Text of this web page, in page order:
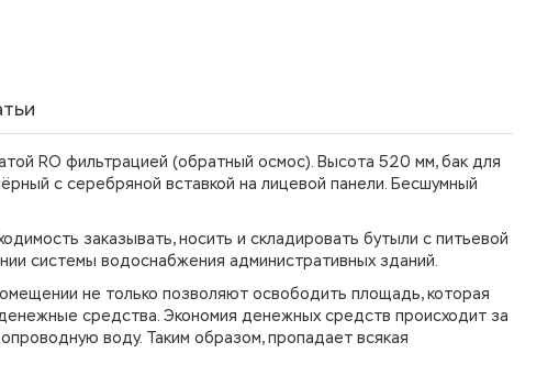
RO фильтрацией (обратный осмос). Высота 520 мм, бак для
с серебряной вставкой на лицевой панели. Бесшумный
заказывать, носить и складировать бутыли с питьевой
системы водоснабжения административных зданий.
не только позволяют освободить площадь, которая
средства. Экономия денежных средств происходит за
воду. Таким образом, пропадает всякая